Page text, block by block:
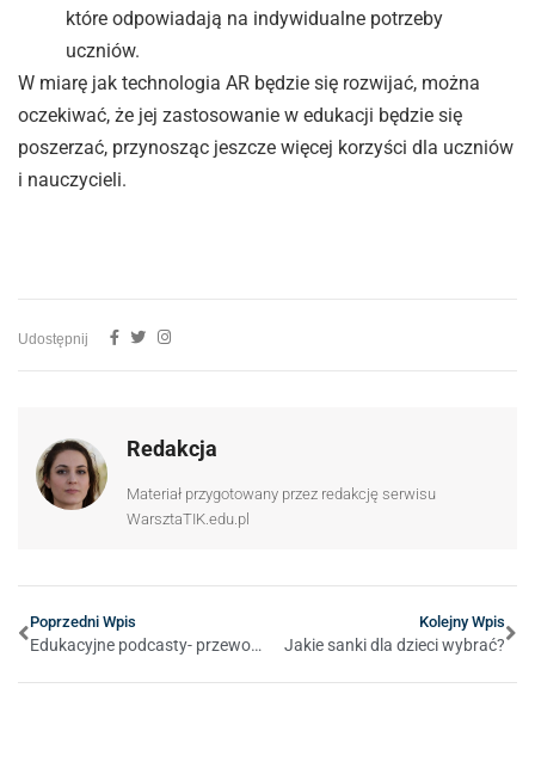
które odpowiadają na indywidualne potrzeby
uczniów.
W miarę jak technologia AR będzie się rozwijać, można
oczekiwać, że jej zastosowanie w edukacji będzie się
poszerzać, przynosząc jeszcze więcej korzyści dla uczniów
i nauczycieli.
Udostępnij
Redakcja
Materiał przygotowany przez redakcję serwisu
WarsztaTIK.edu.pl
Poprzedni Wpis
Edukacyjne podcasty- przewodnik jak je tworzyć
Kolejny Wpis
Jakie sanki dla dzieci wybrać?